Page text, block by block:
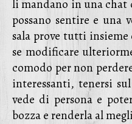
li mandano in una
possano sentire e una
sala prove tutti
se modificare
comodo per non
interessanti, tenersi
vede di persona e
bozza e renderla al